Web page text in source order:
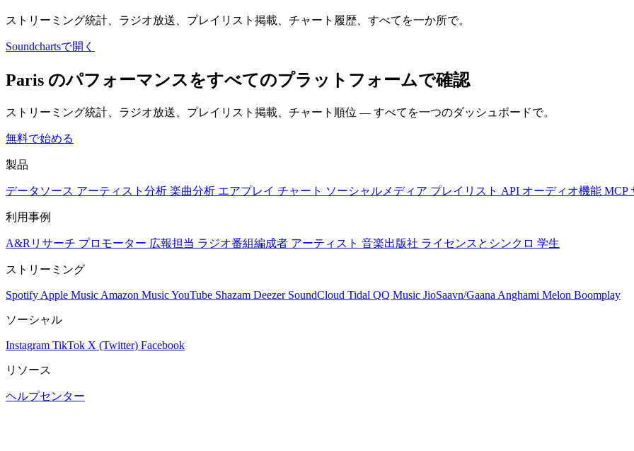
ストリーミング統計、ラジオ放送、プレイリスト掲載、チャート履歴、すべてを一か所で。
Soundchartsで開く
Paris のパフォーマンスをすべてのプラットフォームで確認
ストリーミング統計、ラジオ放送、プレイリスト掲載、チャート順位 — すべてを一つのダッシュボードで。
無料で始める
製品
データソース アーティスト分析 楽曲分析 エアプレイ チャート ソーシャルメディア プレイリスト API オーディオ機能 MCP
利用事例
A&Rリサーチ プロモーター 広報担当 ラジオ番組編成者 アーティスト 音楽出版社 ライセンスとシンクロ 学生
ストリーミング
Spotify Apple Music Amazon MusicYouTube Shazam Deezer SoundCloud Tidal QQ Music JioSaavn/Gaana Anghami Melon Boomplay
ソーシャル
Instagram TikTok X (Twitter) Facebook
リソース
ヘルプセンター